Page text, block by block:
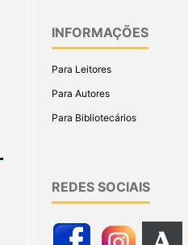
INFORMAÇÕES
Para Leitores
Para Autores
Para Bibliotecários
REDES SOCIAIS